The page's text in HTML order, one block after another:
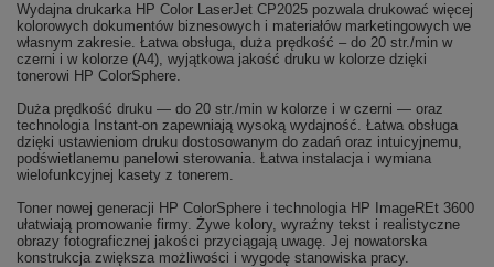
Wydajna drukarka HP Color LaserJet CP2025 pozwala drukować więcej
kolorowych dokumentów biznesowych i materiałów marketingowych we
własnym zakresie. Łatwa obsługa, duża prędkość – do 20 str./min w
czerni i w kolorze (A4), wyjątkowa jakość druku w kolorze dzięki
tonerowi HP ColorSphere.
Duża prędkość druku — do 20 str./min w kolorze i w czerni — oraz
technologia Instant-on zapewniają wysoką wydajność. Łatwa obsługa
dzięki ustawieniom druku dostosowanym do zadań oraz intuicyjnemu,
podświetlanemu panelowi sterowania. Łatwa instalacja i wymiana
wielofunkcyjnej kasety z tonerem.
Toner nowej generacji HP ColorSphere i technologia HP ImageREt 3600
ułatwiają promowanie firmy. Żywe kolory, wyraźny tekst i realistyczne
obrazy fotograficznej jakości przyciągają uwagę. Jej nowatorska
konstrukcja zwiększa możliwości i wygodę stanowiska pracy.